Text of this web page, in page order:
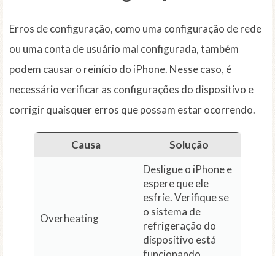
Erros de configuração, como uma configuração de rede
ou uma conta de usuário mal configurada, também
podem causar o reinício do iPhone. Nesse caso, é
necessário verificar as configurações do dispositivo e
corrigir quaisquer erros que possam estar ocorrendo.
Causa Solução
Overheating
Desligue o iPhone e
espere que ele
esfrie. Verifique se
o sistema de
refrigeração do
dispositivo está